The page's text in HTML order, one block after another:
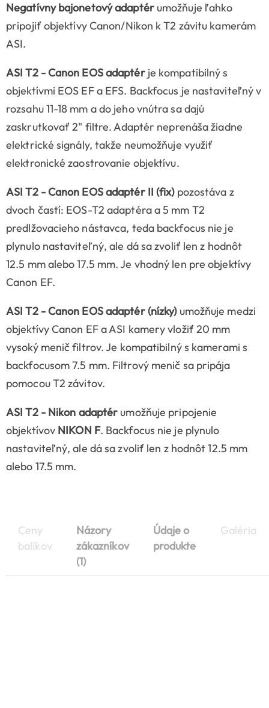
Negatívny bajonetový adaptér umožňuje ľahko
pripojiť objektívy Canon/Nikon k T2 závitu kamerám
ASI.
ASI T2 - Canon EOS adaptérje kompatibilný s
objektívmi EOS EF a EFS. Backfocus je nastaviteľný v
rozsahu 11-18 mm a do jeho vnútra sa dajú
zaskrutkovať 2" filtre. Adaptér neprenáša žiadne
elektrické signály, takže neumožňuje využiť
elektronické zaostrovanie objektívu.
ASI T2 - Canon EOS adaptér II (fix) pozostáva z
dvoch častí: EOS-T2 adaptéra a 5 mm T2
predlžovacieho nástavca, teda backfocus nie je
plynulo nastaviteľný, ale dá sa zvoliť len z hodnôt
12.5 mm alebo 17.5 mm. Je vhodný len pre objektívy
Canon EF.
ASI T2 - Canon EOS adaptér (nízky)umožňuje medzi
objektívy Canon EF a ASI kamery vložiť 20 mm
vysoký menič filtrov. Je kompatibilný s kamerami s
backfocusom 7.5 mm. Filtrový menič sa pripája
pomocou T2 závitov.
ASI T2 - Nikon adaptér umožňuje pripojenie
objektívov NIKON F. Backfocus nie je plynulo
nastaviteľný, ale dá sa zvoliť len z hodnôt 12.5 mm
alebo 17.5 mm.
Ceny
balíkov
Názory
zákazníkov
(1)
Údaje o
produkte
Galéria